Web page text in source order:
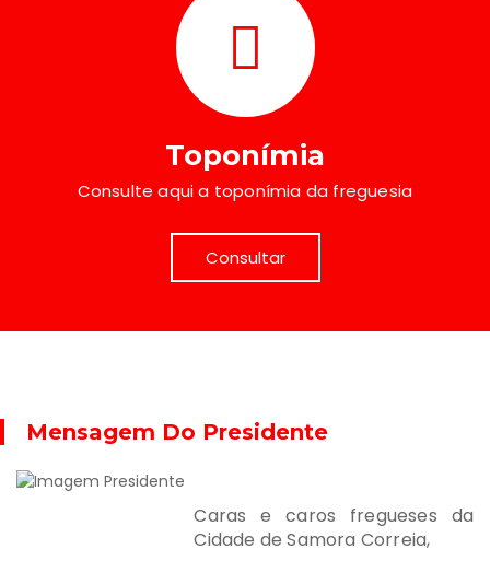
Toponímia
Consulte aqui a toponímia da freguesia
Consultar
Mensagem Do Presidente
Caras e caros fregueses da
Cidade de Samora Correia,